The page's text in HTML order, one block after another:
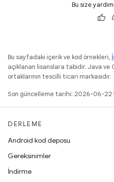
Bu size
Bu sayfadaki içerik ve kod örnekleri,
açıklanan lisanslara tabidir. Java ve
ortaklarının tescilli ticari markasıdır.
Son güncelleme tarihi: 2026-06-22
DERLEME
Android kod deposu
Gereksinimler
İndirme